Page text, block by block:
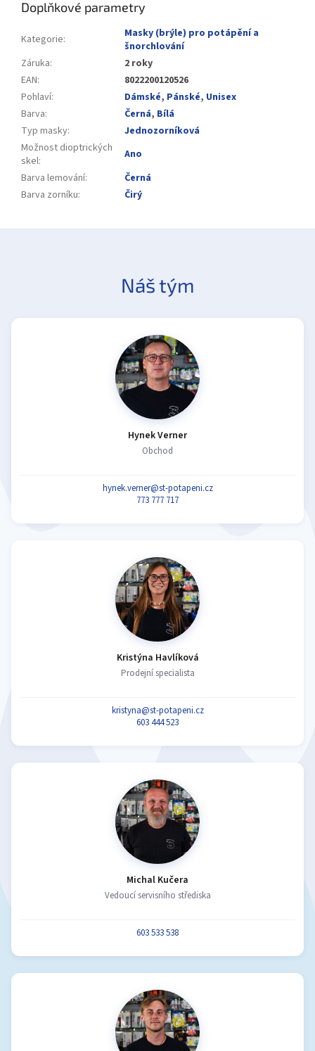
Doplňkové parametry
Kategorie:
Masky (brýle) pro potápění a
šnorchlování
Záruka:
2 roky
EAN:
8022200120526
Pohlaví: Dámské, Pánské, Unisex
Barva: Černá, Bílá
Typ masky:
Jednozorníková
Možnost dioptrických
skel:
Ano
Barva lemování:
Černá
Barva zorníku: Čirý
Náš tým
Hynek Verner
Obchod
hynek.verner@st-potapeni.cz
773 777 717
Kristýna Havlíková
Prodejní specialista
kristyna@st-potapeni.cz
603 444 523
Michal Kučera
Vedoucí servisního střediska
603 533 538